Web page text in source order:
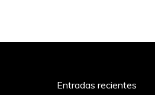
Entradas recientes